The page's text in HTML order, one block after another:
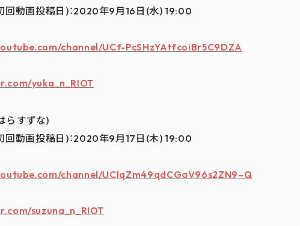
回動画投稿日)：2020年9月16日(水) 19:00
channel/UCf-PcSHzYAtfcoiBr5C9DZA
yuka_n_RIOT
ら すずな)
回動画投稿日)：2020年9月17日(木) 19:00
channel/UClqZm49qdCGaV96s2ZN9–Q
suzuna_n_RIOT